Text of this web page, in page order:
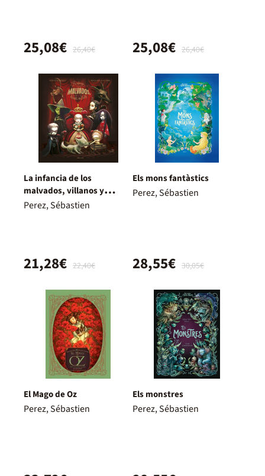
26,40€
25,08€ 26,40€
25,08€
La infancia de los
malvados, villanos y
maléficos
Perez, Sébastien
22,40€
21,28€
Els mons fantàstics
Perez, Sébastien
30,05€
28,55€
El Mago de Oz
Perez, Sébastien
Els monstres
Perez, Sébastien